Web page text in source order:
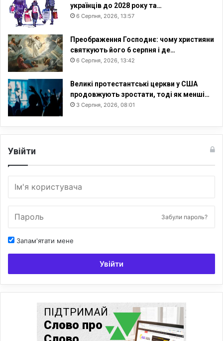
українців до 2028 року та…
6 Серпня, 2026, 13:57
Преображення Господнє: чому християни
святкують його 6 серпня і де…
6 Серпня, 2026, 13:42
Великі протестантські церкви у США
продовжують зростати, тоді як менші…
3 Серпня, 2026, 08:01
Увійти
Забули пароль?
Запам'ятати мене
Увійти